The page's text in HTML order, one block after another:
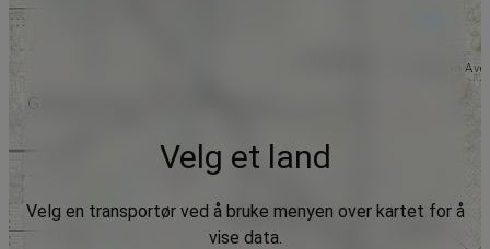
Velg et land
Velg en transportør ved å bruke menyen over kartet for å
vise data.